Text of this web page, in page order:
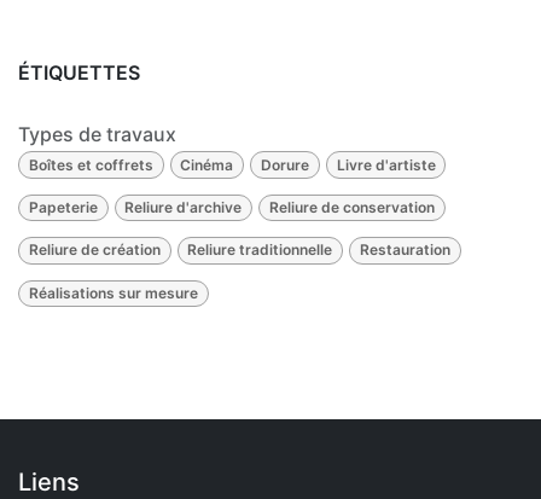
ÉTIQUETTES
Types de travaux
Boîtes et coffrets Cinéma Dorure Livre d'artiste
Papeterie Reliure d'archive Reliure de conservation
Reliure de création Reliure traditionnelle Restauration
Réalisations sur mesure
Liens